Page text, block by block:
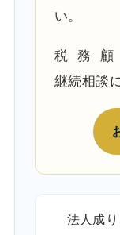
い。
税務
継続相談
法人成